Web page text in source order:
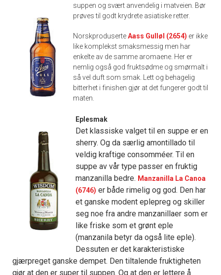
suppen og svært anvendelig i matveien. Bør
prøves til godt krydrete asiatiske retter.
NorskproduserteAass Gulløl (2654) er ikke
like komplekst smaksmessig men har
enkelte av de samme aromaene. Her er
nemlig også god fruktsødme og smørmalt i
så vel duft som smak.
Lett og behagelig
bitterhet i finishen gjør at det fungerer godt til
maten.
Eplesmak
Det klassiske valget til en suppe er en
sherry. Og da særlig amontillado til
veldig kraftige consomméer. Til en
suppe av vår type passer en fruktig
manzanilla bedre. Manzanilla La Canoa
(6746) er både rimelig og god. Den har
et ganske modent eplepreg og skiller
seg noe fra andre manzanillaer som er
like friske som et grønt eple
(manzanila betyr da også lite eple).
Dessuten er det karakteristiske
gjærpreget ganske dempet. Den tiltalende fruktigheten
gjør at den er super til suppen. Og at den er lettere å